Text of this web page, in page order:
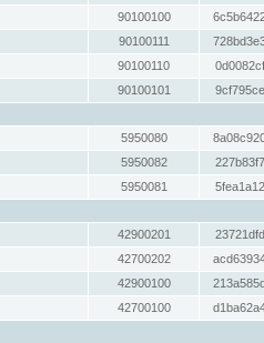
90100100
90100111
90100110
90100101
5950080
5950082
5950081
42900201
42700202
42900100
42700100